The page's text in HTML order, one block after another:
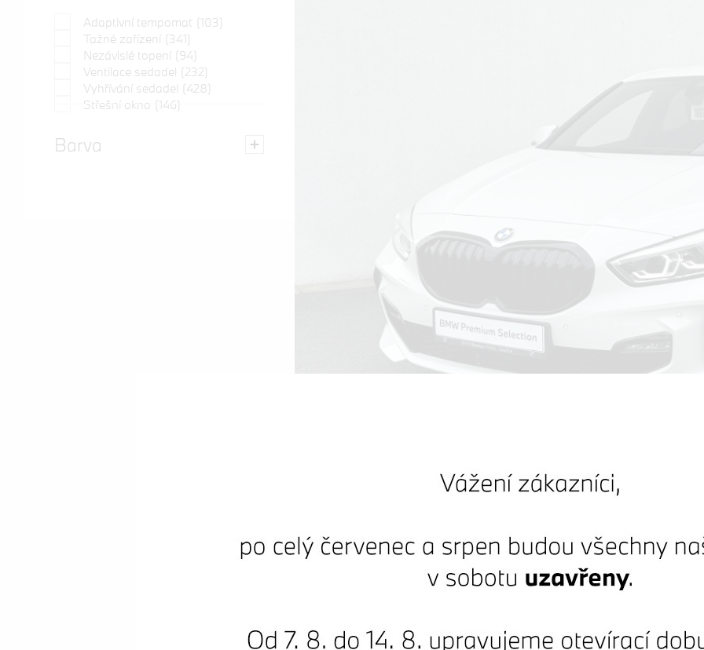
Adaptivní tempomat (103)
Tažné zařízení (341)
Nezávislé topení (94)
Ventilace sedadel (232)
Vyhřívání sedadel (428)
Střešní okno (146)
Barva
BMW 118i Hatchback
Premium Selection